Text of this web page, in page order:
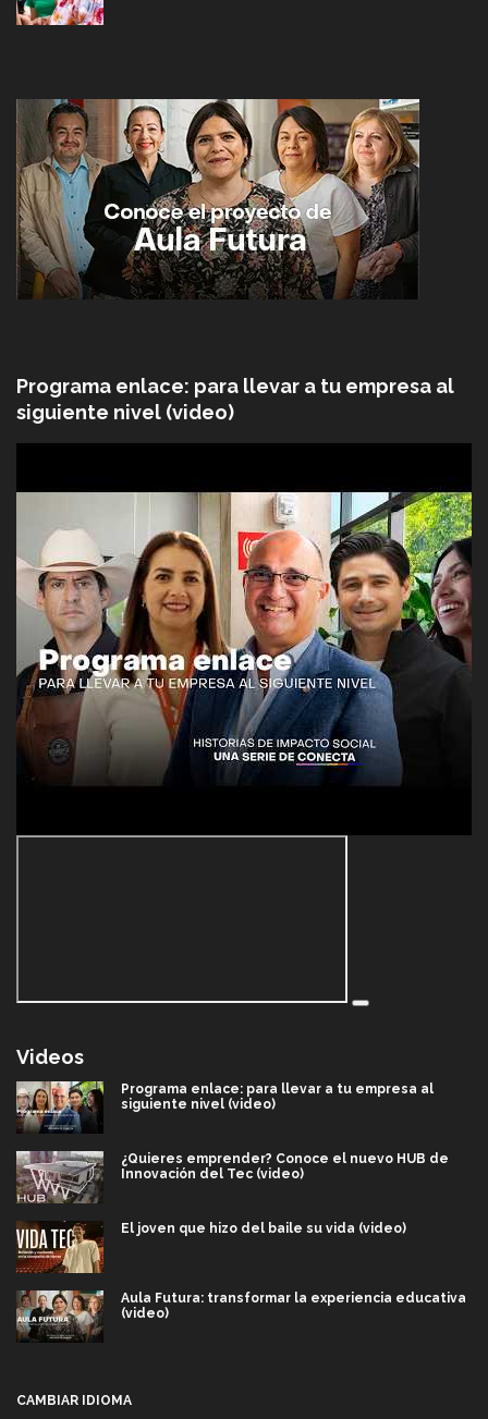
Programa enlace: para llevar a tu empresa al
siguiente nivel (video)
Videos
Programa enlace: para llevar a tu empresa al
siguiente nivel (video)
¿Quieres emprender? Conoce el nuevo HUB de
Innovación del Tec (video)
El joven que hizo del baile su vida (video)
Aula Futura: transformar la experiencia educativa
(video)
CAMBIAR IDIOMA